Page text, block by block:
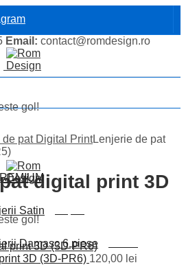
Email: contact@romdesign.ro
gol!
gol!
Satin
Damasc 6 piese
pat Digital PrintLenjerie de pat
digital print 3D
3D (3D-PR6) 120,00 lei